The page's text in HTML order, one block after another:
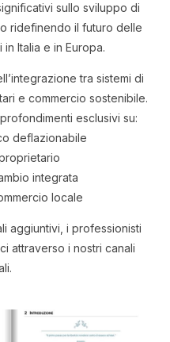
sullo sviluppo di
ridefinendo il futuro delle
Italia e in Europa.
tra sistemi di
e commercio sostenibile.
esclusivi su:
deflazionabile
integrata
locale
aggiuntivi, i professionisti
attraverso i nostri canali